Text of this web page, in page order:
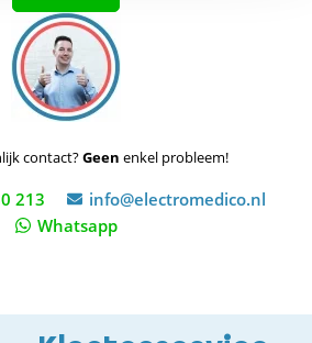
contact?Geen enkel probleem!
213
info@electromedico.nl
Whatsapp